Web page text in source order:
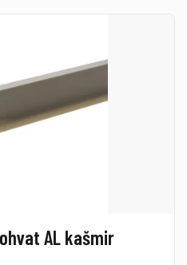
AL kašmir